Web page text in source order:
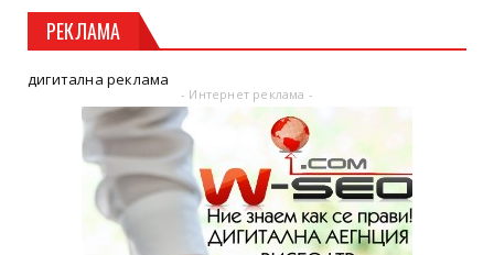
РЕКЛАМА
дигитална реклама
- Интернет реклама -